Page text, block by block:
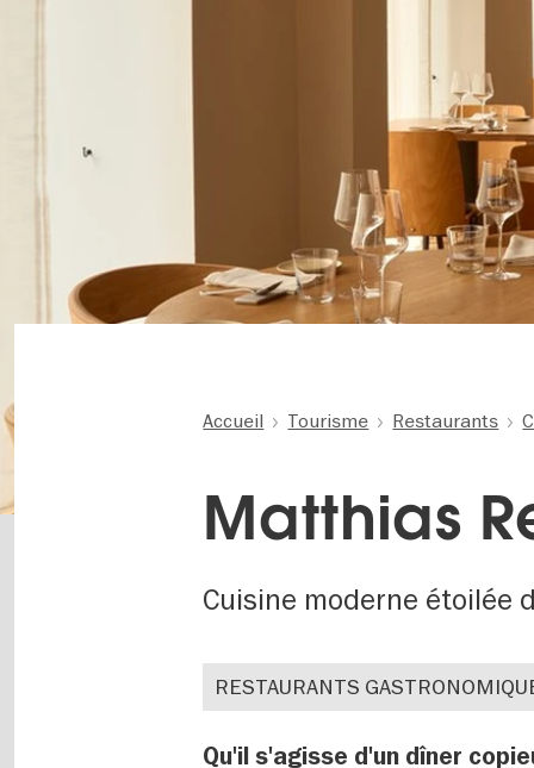
Accueil Tourisme Restaurants
Matthias
Cuisine moderne étoilée
RESTAURANTS
Qu'il s'agisse d'un dîner